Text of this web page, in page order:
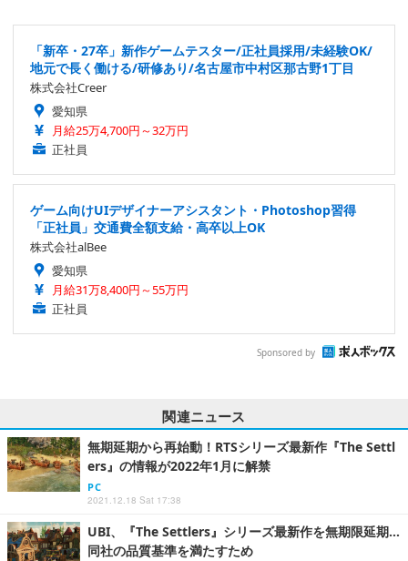
「新卒・27卒」新作ゲームテスター/正社員採用/未経験OK/
地元で長く働ける/研修あり/名古屋市中村区那古野1丁目
株式会社Creer
愛知県
月給25万4,700円～32万円
正社員
ゲーム向けUIデザイナーアシスタント・Photoshop習得
「正社員」交通費全額支給・高卒以上OK
株式会社alBee
愛知県
月給31万8,400円～55万円
正社員
Sponsored by
関連ニュース
無期延期から再始動！RTSシリーズ最新作『The Settl
ers』の情報が2022年1月に解禁
PC
2021.12.18 Sat 17:38
UBI、『The Settlers』シリーズ最新作を無期限延期…
同社の品質基準を満たすため